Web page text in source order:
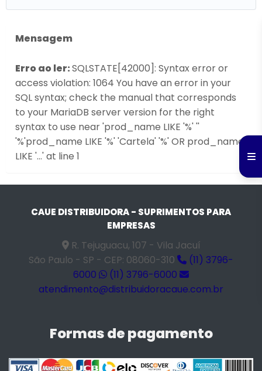
Mensagem
Erro ao ler:SQLSTATE[42000]: Syntax error or
access violation: 1064 You have an error in your
SQL syntax; check the manual that corresponds
to your MariaDB server version for the right
syntax to use near 'prod_name LIKE '%' ''
'%'prod_name LIKE '%' 'Cartela' '%' OR prod_name
LIKE '...' at line 1
CAUE DISTRIBUIDORA - SUPRIMENTOS PARA
EMPRESAS
R. Tejuguacu, 107 - Vila Jacuí
São Paulo - SP - CEP: 08060-310
(11) 3796-
6000
(11) 3796-6000
atendimento@distribuidoracaue.com.br
Formas de pagamento